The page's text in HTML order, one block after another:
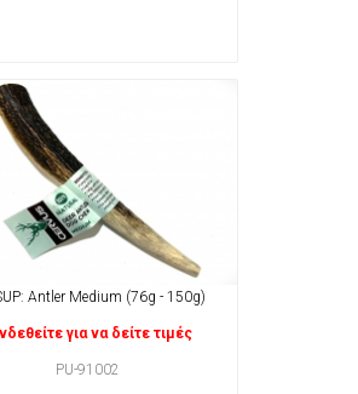
Antler Medium (76g - 150g)
για να δείτε τιμές
PU-91002